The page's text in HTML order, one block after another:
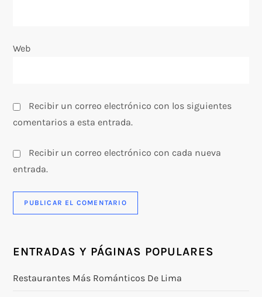
d
s
Web
Recibir un correo electrónico con los siguientes
comentarios a esta entrada.
Recibir un correo electrónico con cada nueva
entrada.
ENTRADAS Y PÁGINAS POPULARES
Restaurantes Más Románticos De Lima